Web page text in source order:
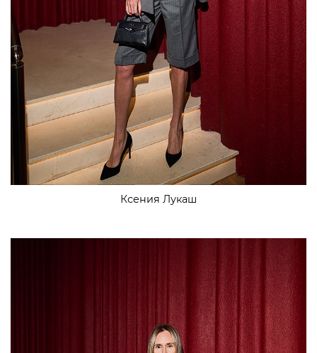
Ксения Лукаш